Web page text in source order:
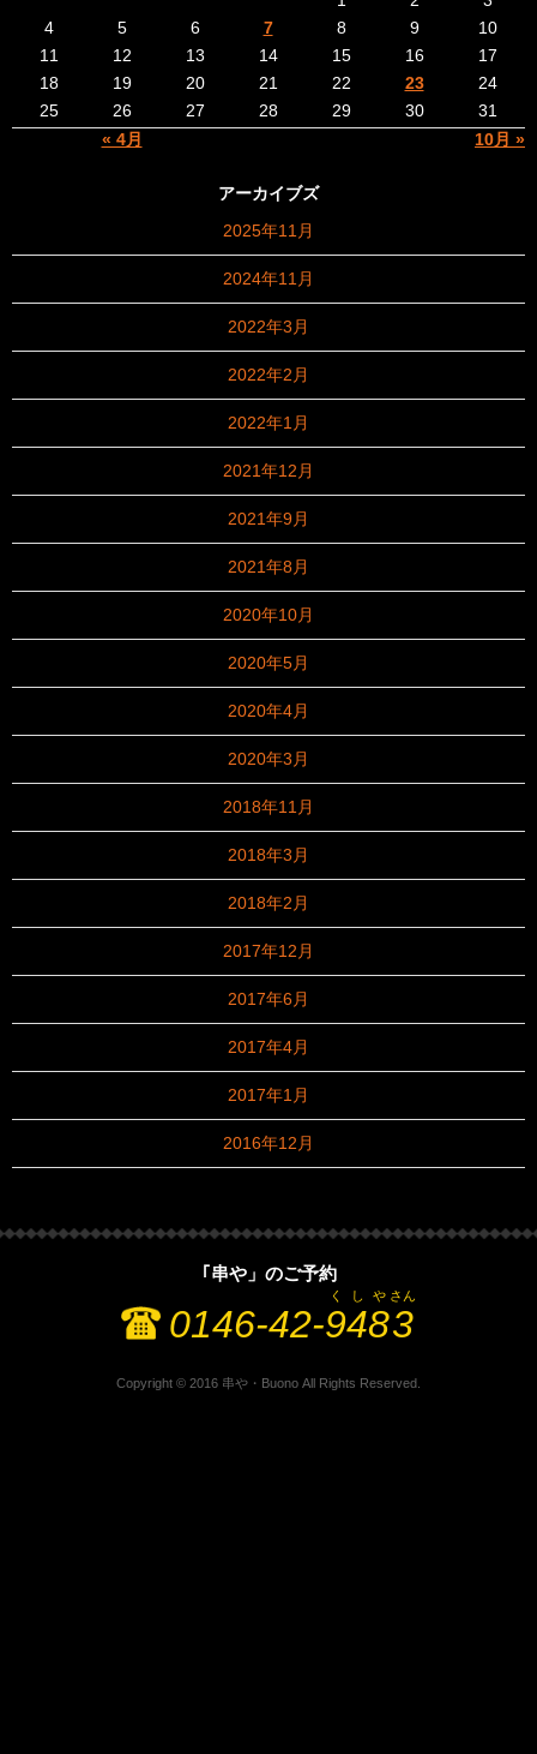
« 4月 10月 »
4
5 6 7 8 9
10
11
12 13 14 15 16
17
18
19 20 21 22 23
24
25
26 27 28 29 30 31
アーカイブズ
2025年11月
2024年11月
2022年3月
2022年2月
2022年1月
2021年12月
2021年9月
2021年8月
2020年10月
2020年5月
2020年4月
2020年3月
2018年11月
2018年3月
2018年2月
2017年12月
2017年6月
2017年4月
2017年1月
2016年12月
｢串や」のご予約
0146-42-9
く
4
し
8
や
3
さん
Copyright © 2016 串や・Buono All Rights Reserved.